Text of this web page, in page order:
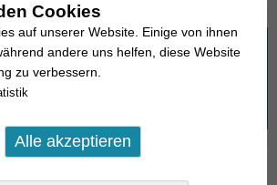
Sie?
Cookies
auf unserer Website. Einige von ihnen
andere uns helfen, diese Website
zu verbessern.